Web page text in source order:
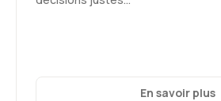
En savoir plus